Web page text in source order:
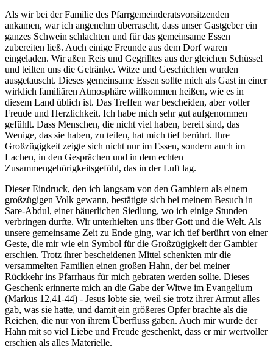
Als wir bei der Familie des Pfarrgemeinderatsvorsitzenden
ankamen, war ich angenehm überrascht, dass unser Gastgeber ein
ganzes Schwein schlachten und für das gemeinsame Essen
zubereiten ließ. Auch einige Freunde aus dem Dorf waren
eingeladen. Wir aßen Reis und Gegrilltes aus der gleichen Schüssel
und teilten uns die Getränke. Witze und Geschichten wurden
ausgetauscht. Dieses gemeinsame Essen sollte mich als Gast in einer
wirklich familiären Atmosphäre willkommen heißen, wie es in
diesem Land üblich ist. Das Treffen war bescheiden, aber voller
Freude und Herzlichkeit. Ich habe mich sehr gut aufgenommen
gefühlt. Dass Menschen, die nicht viel haben, bereit sind, das
Wenige, das sie haben, zu teilen, hat mich tief berührt. Ihre
Großzügigkeit zeigte sich nicht nur im Essen, sondern auch im
Lachen, in den Gesprächen und in dem echten
Zusammengehörigkeitsgefühl, das in der Luft lag.
Dieser Eindruck, den ich langsam von den Gambiern als einem
großzügigen Volk gewann, bestätigte sich bei meinem Besuch in
Sare-Abdul, einer bäuerlichen Siedlung, wo ich einige Stunden
verbringen durfte. Wir unterhielten uns über Gott und die Welt. Als
unsere gemeinsame Zeit zu Ende ging, war ich tief berührt von einer
Geste, die mir wie ein Symbol für die Großzügigkeit der Gambier
erschien. Trotz ihrer bescheidenen Mittel schenkten mir die
versammelten Familien einen großen Hahn, der bei meiner
Rückkehr ins Pfarrhaus für mich gebraten werden sollte. Dieses
Geschenk erinnerte mich an die Gabe der Witwe im Evangelium
(Markus 12,41-44) - Jesus lobte sie, weil sie trotz ihrer Armut alles
gab, was sie hatte, und damit ein größeres Opfer brachte als die
Reichen, die nur von ihrem Überfluss gaben. Auch mir wurde der
Hahn mit so viel Liebe und Freude geschenkt, dass er mir wertvoller
erschien als alles Materielle.